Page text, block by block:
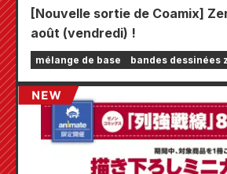
[Nouvelle sortie de Coamix]
août (vendredi) !
mélange de base bandes dessinées